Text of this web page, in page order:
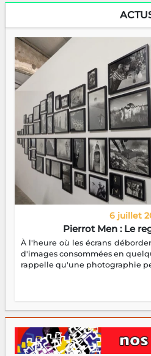
6 juillet
Pierrot Men : Le
À l'heure où les écrans
d'images consommées en
rappelle qu'une photographie